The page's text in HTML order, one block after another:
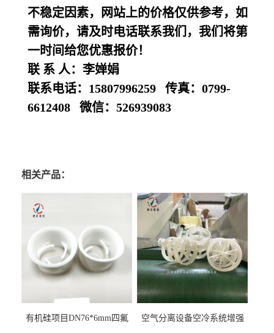
不稳定因素，网站上的价格仅供参考，如
需询价，请及时电话联系我们，我们将第
一时间给您优惠报价！
联 系 人：李婵娟
联系电话： 15807996259 传真： 0799-
6612408 微信： 526939083
相关产品：
有机硅项目DN76*6mm四氟
空气分离设备空冷系统增强